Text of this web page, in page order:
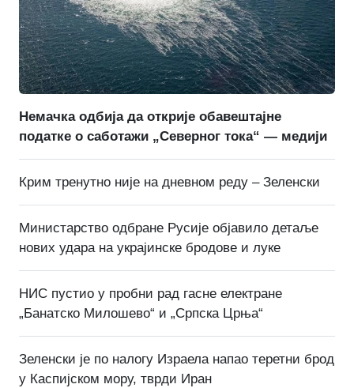
Немачка одбија да открије обавештајне
податке о саботажи „Северног тока“ — медији
Крим тренутно није на дневном реду – Зеленски
Министарство одбране Русије објавило детаље
нових удара на украјинске бродове и луке
НИС пустио у пробни рад гасне електране
„Банатско Милошево“ и „Српска Црња“
Зеленски је по налогу Израела напао теретни брод
у Каспијском мору, тврди Иран